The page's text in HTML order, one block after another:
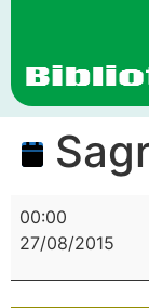
00:00
27/08/2015